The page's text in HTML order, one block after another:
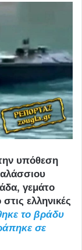
υπόθεση
γεμάτο
ελληνικές
το βράδυ
σε